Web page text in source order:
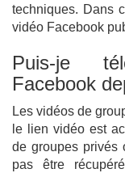
techniques. Dans
vidéo Facebook
Puis-je
Facebook
Les vidéos de
le lien vidéo est
de groupes privés
pas être